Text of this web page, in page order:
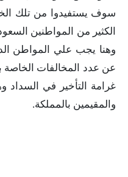
سوف يستفيدوا من تلك
الكثير من المواطنين
وهنا يجب علي المواطن
عن عدد المخالفات الخاصة
غرامة التأخير في
والمقيمين بالمملكة.